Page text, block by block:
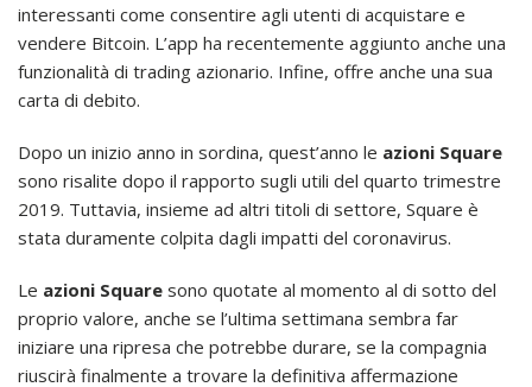
interessanti come consentire agli utenti di acquistare e
vendere Bitcoin. L’app ha recentemente aggiunto anche una
funzionalità di trading azionario. Infine, offre anche una sua
carta di debito.
Dopo un inizio anno in sordina, quest’anno le azioni Square
sono risalite dopo il rapporto sugli utili del quarto trimestre
2019. Tuttavia, insieme ad altri titoli di settore, Square è
stata duramente colpita dagli impatti del coronavirus.
Le azioni Square sono quotate al momento al di sotto del
proprio valore, anche se l’ultima settimana sembra far
iniziare una ripresa che potrebbe durare, se la compagnia
riuscirà finalmente a trovare la definitiva affermazione